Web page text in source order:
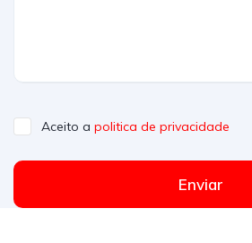
Aceito a politica de privacidade
Enviar